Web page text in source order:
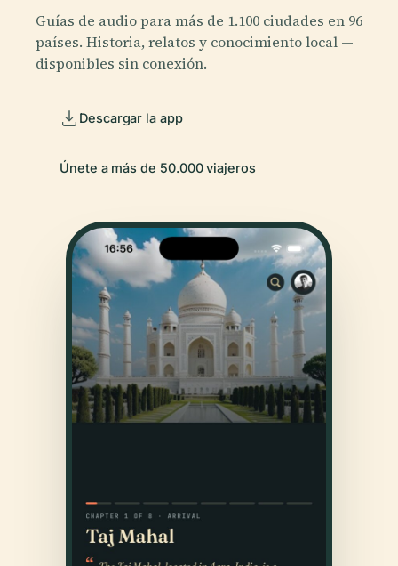
Guías de audio para más de 1.100 ciudades en 96
países. Historia, relatos y conocimiento local —
disponibles sin conexión.
Descargar la app
Únete a más de 50.000 viajeros